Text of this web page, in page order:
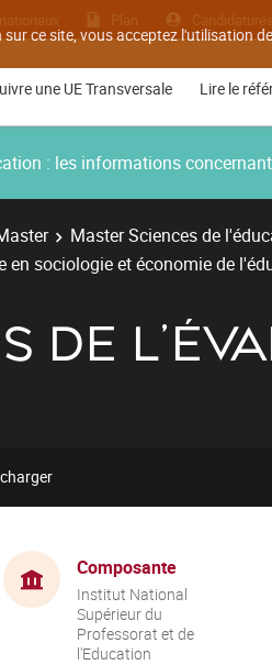
ce site, vous acceptez l'utilisation
Plan
une UE Transversale Lire le
: les informations
Master Sciences de
en sociologie et économie de
DE
Composante
Institut National
Supérieur du
Professorat et de
l'Education